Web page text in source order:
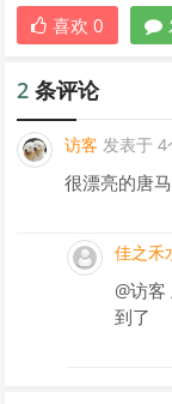
喜欢 0
2 条评论
访客 发表于 4
很漂亮的唐
佳之禾
@访客
到了